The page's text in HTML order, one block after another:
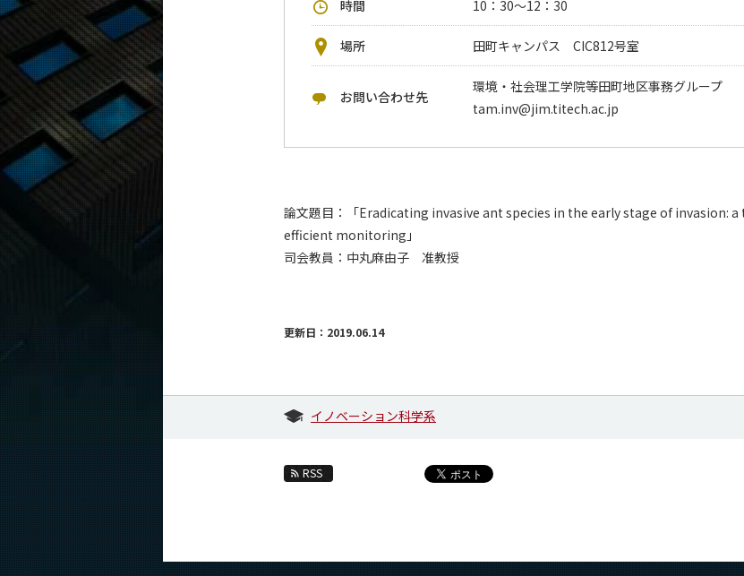
時間 10：30～12：30
場所 田町キャンパス CIC812号室
お問い合わせ先
環境・社会理工学院等田町地区事務グループ
tam.inv@jim.titech.ac.jp
論文題目：「Eradicating invasive ant species in the early stage of invasion:
efficient monitoring」
司会教員：中丸麻由子 准教授
更新日：2019.06.14
イノベーション科学系
RSS